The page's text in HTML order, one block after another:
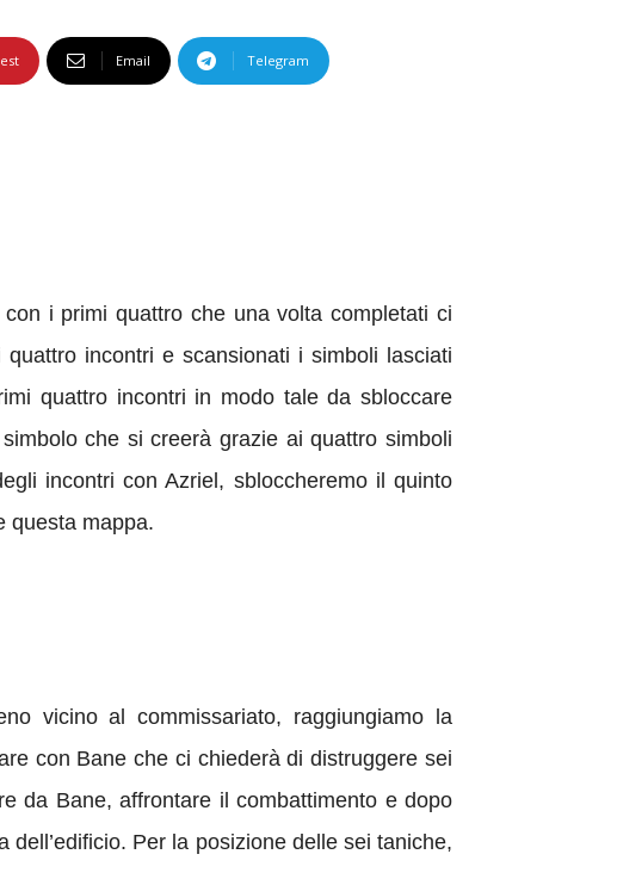
Email Telegram
i primi quattro che una volta completati ci
incontri e scansionati i simboli lasciati
quattro incontri in modo tale da sbloccare
che si creerà grazie ai quattro simboli
incontri con Azriel, sbloccheremo il quinto
questa mappa.
vicino al commissariato, raggiungiamo la
con Bane che ci chiederà di distruggere sei
da Bane, affrontare il combattimento e dopo
Per la posizione delle sei taniche,